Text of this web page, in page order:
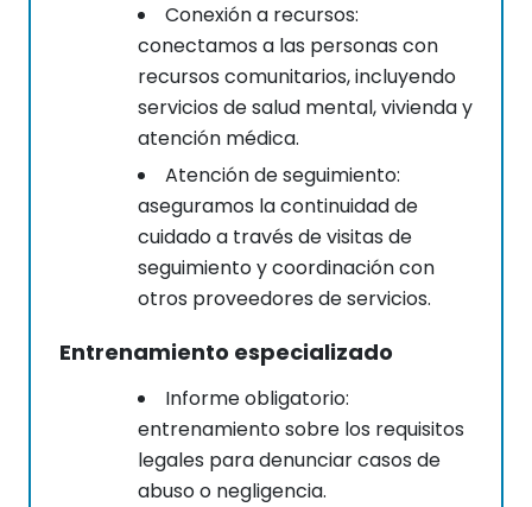
Conexión a recursos:
conectamos a las personas con
recursos comunitarios, incluyendo
servicios de salud mental, vivienda y
atención médica.
Atención de seguimiento:
aseguramos la continuidad de
cuidado a través de visitas de
seguimiento y coordinación con
otros proveedores de servicios.
Entrenamiento especializado
Informe obligatorio:
entrenamiento sobre los requisitos
legales para denunciar casos de
abuso o negligencia.